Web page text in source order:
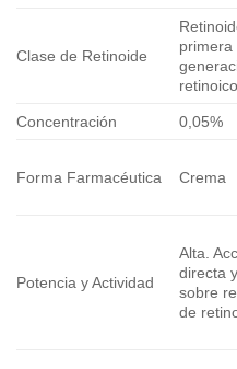
Clase de Retinoide
primera
Concentración 0,05%
Forma Farmacéutica Crema
Potencia y Actividad
Alta.
directa
sobre
de